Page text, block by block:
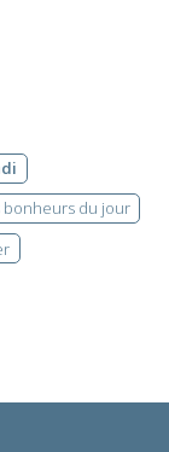
du jour